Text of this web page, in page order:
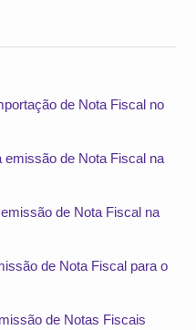
de Nota Fiscal no
de Nota Fiscal na
de Nota Fiscal na
de Nota Fiscal para o
de Notas Fiscais